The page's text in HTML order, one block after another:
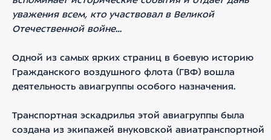
уважения всем, кто участвовал в Великой
Отечественной войне…
Одной из самых ярких страниц в боевую историю
Гражданского воздушного флота (ГВФ) вошла
деятельность авиагруппы особого назначения.
Транспортная эскадрилья этой авиагруппы была
создана из экипажей внуковской авиатранспортной